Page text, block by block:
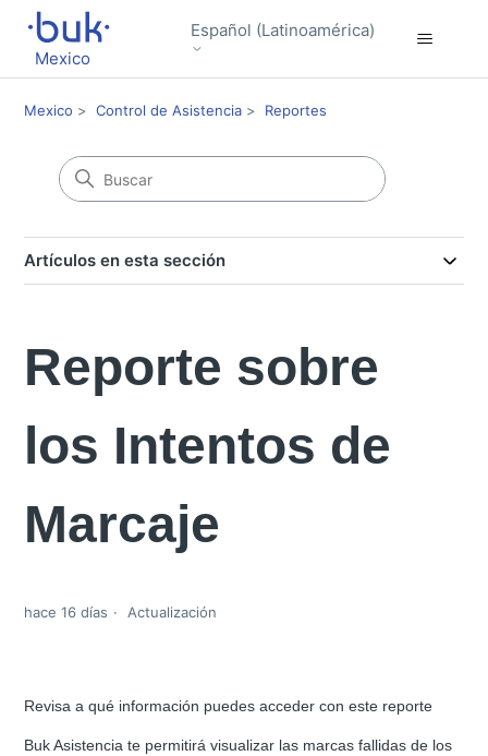
Mexico
Español (Latinoamérica)
Mexico Control de Asistencia Reportes
Artículos en esta sección
Reporte sobre
los Intentos de
Marcaje
hace 16 días Actualización
Revisa a qué información puedes acceder con este reporte
Buk Asistencia te permitirá visualizar las marcas fallidas de los